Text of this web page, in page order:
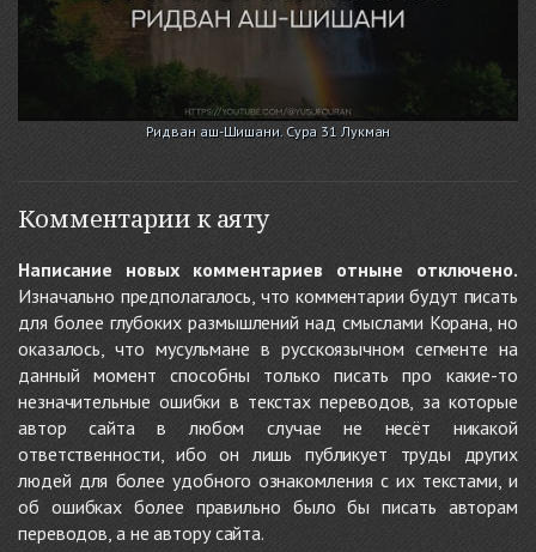
Ридван аш-Шишани. Сура 31 Лукман
Комментарии к аяту
Написание новых комментариев отныне отключено.
Изначально предполагалось, что комментарии будут писать
для более глубоких размышлений над смыслами Корана, но
оказалось, что мусульмане в русскоязычном сегменте на
данный момент способны только писать про какие-то
незначительные ошибки в текстах переводов, за которые
автор сайта в любом случае не несёт никакой
ответственности, ибо он лишь публикует труды других
людей для более удобного ознакомления с их текстами, и
об ошибках более правильно было бы писать авторам
переводов, а не автору сайта.